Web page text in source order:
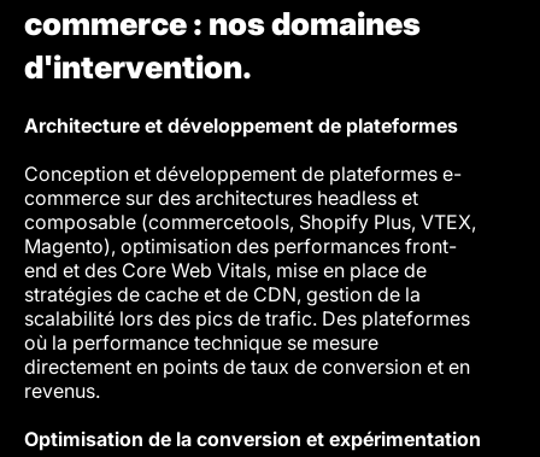
commerce : nos domaines
d'intervention.
Architecture et développement de plateformes
Conception et développement de plateformes e-
commerce sur des architectures headless et
composable (commercetools, Shopify Plus, VTEX,
Magento), optimisation des performances front-
end et des Core Web Vitals, mise en place de
stratégies de cache et de CDN, gestion de la
scalabilité lors des pics de trafic. Des plateformes
où la performance technique se mesure
directement en points de taux de conversion et en
revenus.
Optimisation de la conversion et expérimentation